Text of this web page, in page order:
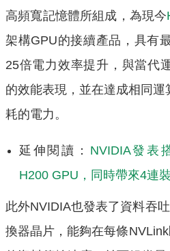
高頻寬記憶體所組成，為現今
架構GPU的接續產品，具有
25倍電力效率提升，與當代
的效能表現，並在達成相同
耗的電力。
延伸閱讀： NVIDIA發表
H200 GPU，同時帶來4連
此外NVIDIA也發表了資料吞
換器晶片，能夠在每條